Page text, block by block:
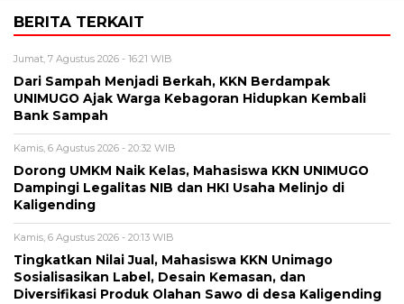
BERITA TERKAIT
Jumat, 7 Agustus 2026 - 16:21 WIB
Dari Sampah Menjadi Berkah, KKN Berdampak
UNIMUGO Ajak Warga Kebagoran Hidupkan Kembali
Bank Sampah
Kamis, 6 Agustus 2026 - 20:32 WIB
Dorong UMKM Naik Kelas, Mahasiswa KKN UNIMUGO
Dampingi Legalitas NIB dan HKI Usaha Melinjo di
Kaligending
Kamis, 6 Agustus 2026 - 20:13 WIB
Tingkatkan Nilai Jual, Mahasiswa KKN Unimago
Sosialisasikan Label, Desain Kemasan, dan
Diversifikasi Produk Olahan Sawo di desa Kaligending